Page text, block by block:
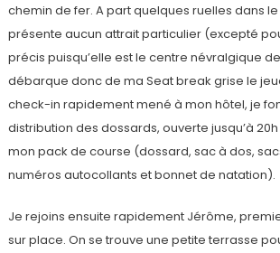
chemin de fer. A part quelques ruelles dans
présente aucun attrait particulier (excepté
précis puisqu’elle est le centre névralgique
débarque donc de ma Seat break grise le
check-in rapidement mené à mon hôtel, je
distribution des dossards, ouverte jusqu’à
mon pack de course (dossard, sac à dos,
numéros autocollants et bonnet de natation).
Je rejoins ensuite rapidement Jérôme,
sur place. On se trouve une petite terrasse